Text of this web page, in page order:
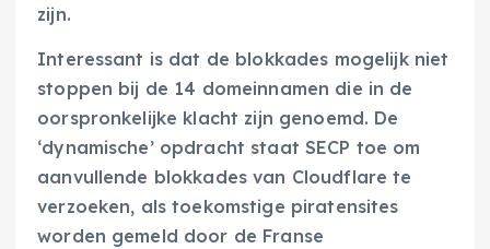
zijn.
Interessant is dat de blokkades mogelijk niet
stoppen bij de 14 domeinnamen die in de
oorspronkelijke klacht zijn genoemd. De
‘dynamische’ opdracht staat SECP toe om
aanvullende blokkades van Cloudflare te
verzoeken, als toekomstige piratensites
worden gemeld door de Franse